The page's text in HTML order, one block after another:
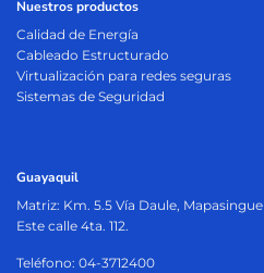
Nuestros productos
Calidad de Energía
Cableado Estructurado
Virtualización para redes seguras
Sistemas de Seguridad
Guayaquil
Matriz: Km. 5.5 Vía Daule, Mapasingue
Este calle 4ta. 112.
Teléfono: 04-3712400